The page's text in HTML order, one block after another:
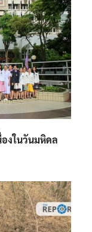
งในวันมหิดล